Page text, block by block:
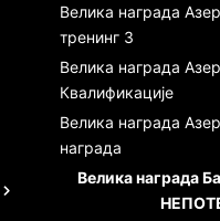
Велика награда
тренинг 3
Велика награда
Квалификације
Велика награда
награда
Велика награда